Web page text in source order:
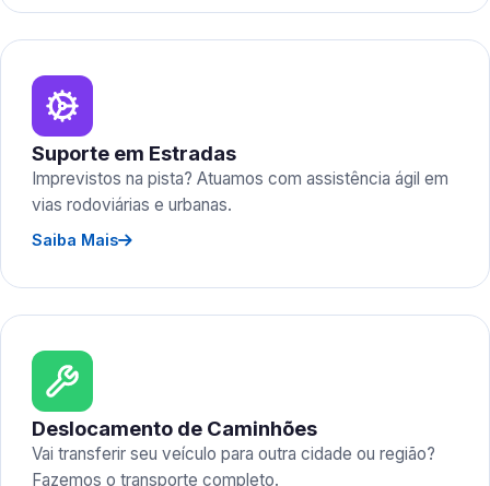
Suporte em Estradas
Imprevistos na pista? Atuamos com assistência ágil em
vias rodoviárias e urbanas.
Saiba Mais
Deslocamento de Caminhões
Vai transferir seu veículo para outra cidade ou região?
Fazemos o transporte completo.